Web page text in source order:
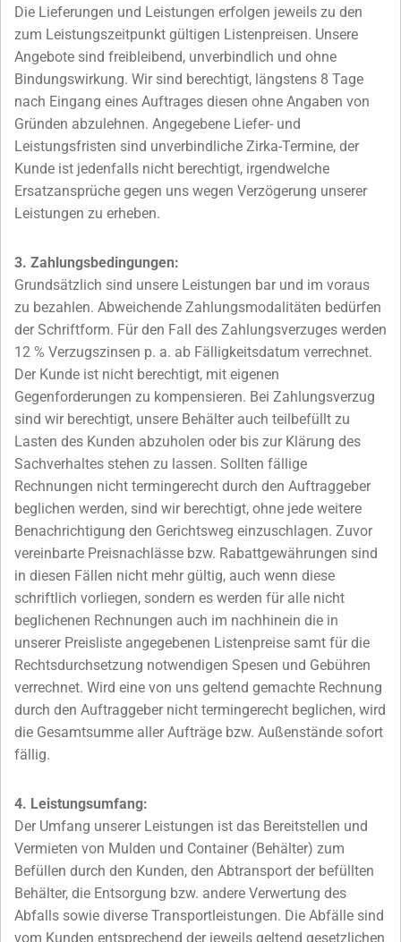
Die Lieferungen und Leistungen erfolgen jeweils zu den
zum Leistungszeitpunkt gültigen Listenpreisen. Unsere
Angebote sind freibleibend, unverbindlich und ohne
Bindungswirkung. Wir sind berechtigt, längstens 8 Tage
nach Eingang eines Auftrages diesen ohne Angaben von
Gründen abzulehnen. Angegebene Liefer- und
Leistungsfristen sind unverbindliche Zirka-Termine, der
Kunde ist jedenfalls nicht berechtigt, irgendwelche
Ersatzansprüche gegen uns wegen Verzögerung unserer
Leistungen zu erheben.
3. Zahlungsbedingungen:
Grundsätzlich sind unsere Leistungen bar und im voraus
zu bezahlen. Abweichende Zahlungsmodalitäten bedürfen
der Schriftform. Für den Fall des Zahlungsverzuges werden
12 % Verzugszinsen p. a. ab Fälligkeitsdatum verrechnet.
Der Kunde ist nicht berechtigt, mit eigenen
Gegenforderungen zu kompensieren. Bei Zahlungsverzug
sind wir berechtigt, unsere Behälter auch teilbefüllt zu
Lasten des Kunden abzuholen oder bis zur Klärung des
Sachverhaltes stehen zu lassen. Sollten fällige
Rechnungen nicht termingerecht durch den Auftraggeber
beglichen werden, sind wir berechtigt, ohne jede weitere
Benachrichtigung den Gerichtsweg einzuschlagen. Zuvor
vereinbarte Preisnachlässe bzw. Rabattgewährungen sind
in diesen Fällen nicht mehr gültig, auch wenn diese
schriftlich vorliegen, sondern es werden für alle nicht
beglichenen Rechnungen auch im nachhinein die in
unserer Preisliste angegebenen Listenpreise samt für die
Rechtsdurchsetzung notwendigen Spesen und Gebühren
verrechnet. Wird eine von uns geltend gemachte Rechnung
durch den Auftraggeber nicht termingerecht beglichen, wird
die Gesamtsumme aller Aufträge bzw. Außenstände sofort
fällig.
4. Leistungsumfang:
Der Umfang unserer Leistungen ist das Bereitstellen und
Vermieten von Mulden und Container (Behälter) zum
Befüllen durch den Kunden, den Abtransport der befüllten
Behälter, die Entsorgung bzw. andere Verwertung des
Abfalls sowie diverse Transportleistungen. Die Abfälle sind
vom Kunden entsprechend der jeweils geltend gesetzlichen